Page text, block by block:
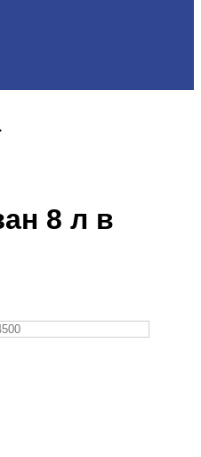
8 л в